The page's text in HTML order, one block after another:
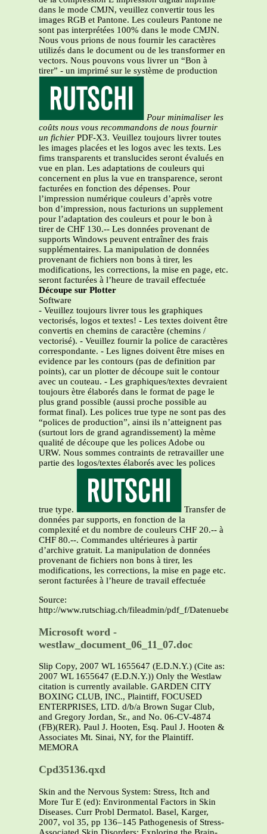
dans le mode CMJN, veuillez convertir tous les
images RGB et Pantone. Les couleurs Pantone ne
sont pas interprétées 100% dans le mode CMJN.
Nous vous prions de nous fournir les caractères
utilizés dans le document ou de les transformer en
vectors. Nous pouvons vous livrer un “Bon à
tirer” - un imprimé sur le système de production
Pour minimaliser les
coûts nous vous recommandons de nous fournir
un fichier PDF-X3. Veuillez toujours livrer toutes
les images placées et les logos avec les texts. Les
fims transparents et translucides seront évalués en
vue en plan. Les adaptations de couleurs qui
concernent en plus la vue en transparence, seront
facturées en fonction des dépenses. Pour
l’impression numérique couleurs d’après votre
bon d’impression, nous facturions un supplement
pour l’adaptation des couleurs et pour le bon à
tirer de CHF 130.-- Les données provenant de
supports Windows peuvent entraîner des frais
supplémentaires. La manipulation de données
provenant de fichiers non bons à tirer, les
modifications, les corrections, la mise en page, etc.
seront facturées à l’heure de travail effectuée
Découpe sur Plotter
Software
- Veuillez toujours livrer tous les graphiques
vectorisés, logos et textes! - Les textes doivent être
convertis en chemins de caractère (chemins /
vectorisé). - Veuillez fournir la police de caractères
correspondante. - Les lignes doivent être mises en
evidence par les contours (pas de definition par
points), car un plotter de découpe suit le contour
avec un couteau. - Les graphiques/textes devraient
toujours ètre élaborés dans le format de page le
plus grand possible (aussi proche possible au
format final). Les polices true type ne sont pas des
“polices de production”, ainsi ils n’atteignent pas
(surtout lors de grand agrandissement) la mème
qualité de découpe que les polices Adobe ou
URW. Nous sommes contraints de retravailler une
partie des logos/textes élaborés avec les polices
true type.
Transfer de
données par supports, en fonction de la
complexité et du nombre de couleurs CHF 20.-- à
CHF 80.--. Commandes ultérieures à partir
d’archive gratuit. La manipulation de données
provenant de fichiers non bons à tirer, les
modifications, les corrections, la mise en page etc.
seront facturées à l’heure de travail effectuée
Source:
http://www.rutschiag.ch/fileadmin/pdf_f/
Microsoft word -
westlaw_document_06_11_07.doc
Slip Copy, 2007 WL 1655647 (E.D.N.Y.) (Cite as:
2007 WL 1655647 (E.D.N.Y.)) Only the Westlaw
citation is currently available. GARDEN CITY
BOXING CLUB, INC., Plaintiff, FOCUSED
ENTERPRISES, LTD. d/b/a Brown Sugar Club,
and Gregory Jordan, Sr., and No. 06-CV-4874
(FB)(RER). Paul J. Hooten, Esq. Paul J. Hooten &
Associates Mt. Sinai, NY, for the Plaintiff.
MEMORA
Cpd35136.qxd
Skin and the Nervous System: Stress, Itch and
More Tur E (ed): Environmental Factors in Skin
Diseases. Curr Probl Dermatol. Basel, Karger,
2007, vol 35, pp 136–145 Pathogenesis of Stress-
Associated Skin Disorders: Exploring the Brain-